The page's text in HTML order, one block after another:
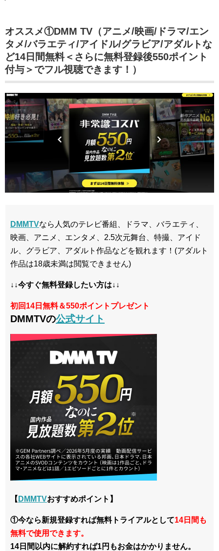
オススメ①DMM TV（アニメ/映画/ドラマ/エン
タメ/バラエティ/アイドル/グラビア/アダルトな
ど14日間無料＜さらに無料登録後550ポイント
付与＞でフル視聴できます！）
DMMTVなら人気のテレビ番組、ドラマ、バラエティ、
映画、アニメ、エンタメ、2.5次元舞台、特撮、アイド
ル、グラビア、アダルト作品などを観れます！(アダルト
作品は18歳未満は閲覧できません)
↓↓今すぐ無料登録したい方は↓↓
初回14日無料＆550ポイントプレゼント
DMMTVの公式サイト
【 DMMTVおすすめポイント】
①今なら新規登録すれば無料トライアルとして14日間も
無料で使用できます。
14日間以内に解約すれば1円もお金はかかりません。